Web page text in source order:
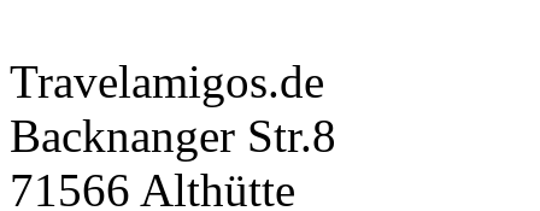
Travelamigos.de
Backnanger Str.8
71566 Althütte